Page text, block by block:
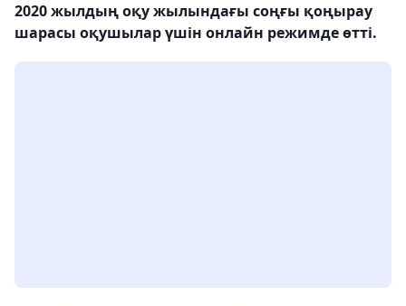
2020 жылдың оқу жылындағы соңғы қоңырау
шарасы оқушылар үшін онлайн режимде өтті.